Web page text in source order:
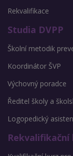
Rekvalifikace
Studia DVPP
Školní metodik
Koordinátor ŠVP
Výchovný poradce
Ředitel školy a
Logopedický
Rekvalifikační